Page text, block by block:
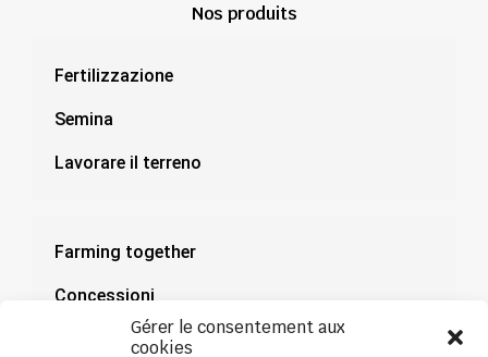
Gérer le consentement aux
cookies
Nos produits
Fertilizzazione
Semina
Lavorare il terreno
Farming together
Concessioni
Documentazione